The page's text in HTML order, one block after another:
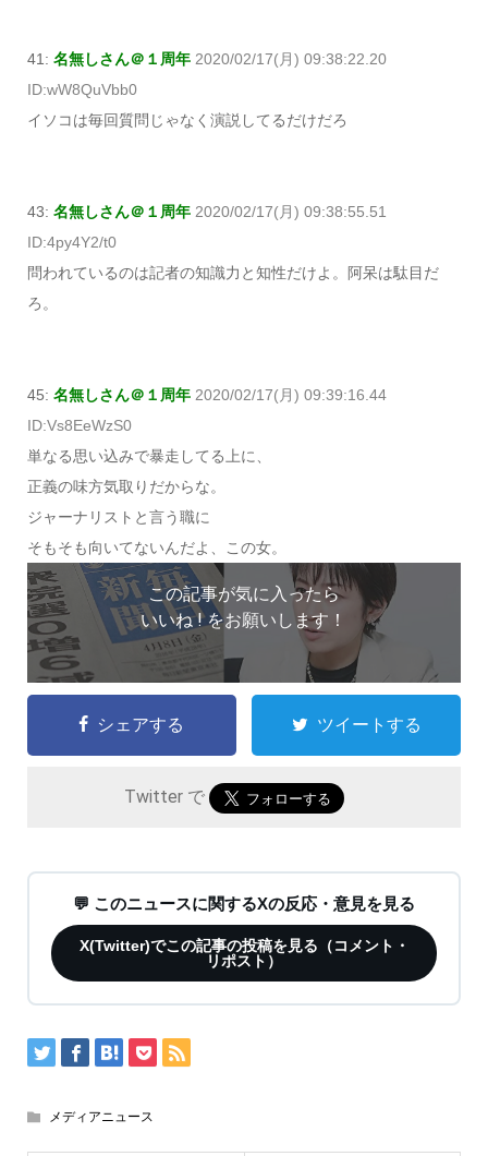
41: 名無しさん＠１周年 2020/02/17(月) 09:38:22.20
ID:wW8QuVbb0
イソコは毎回質問じゃなく演説してるだけだろ
43: 名無しさん＠１周年 2020/02/17(月) 09:38:55.51
ID:4py4Y2/t0
問われているのは記者の知識力と知性だけよ。阿呆は駄目だ
ろ。
45: 名無しさん＠１周年 2020/02/17(月) 09:39:16.44
ID:Vs8EeWzS0
単なる思い込みで暴走してる上に、
正義の味方気取りだからな。
ジャーナリストと言う職に
そもそも向いてないんだよ、この女。
この記事が気に入ったら
いいね ! をお願いします！
シェアする ツイートする
Twitter で
💬 このニュースに関するXの反応・意見を見る
X(Twitter)でこの記事の投稿を見る（コメント・
リポスト）
メディアニュース